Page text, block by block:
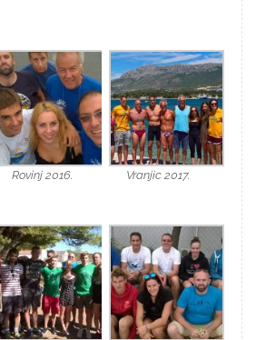
Rovinj 2016. Vranjic 2017.